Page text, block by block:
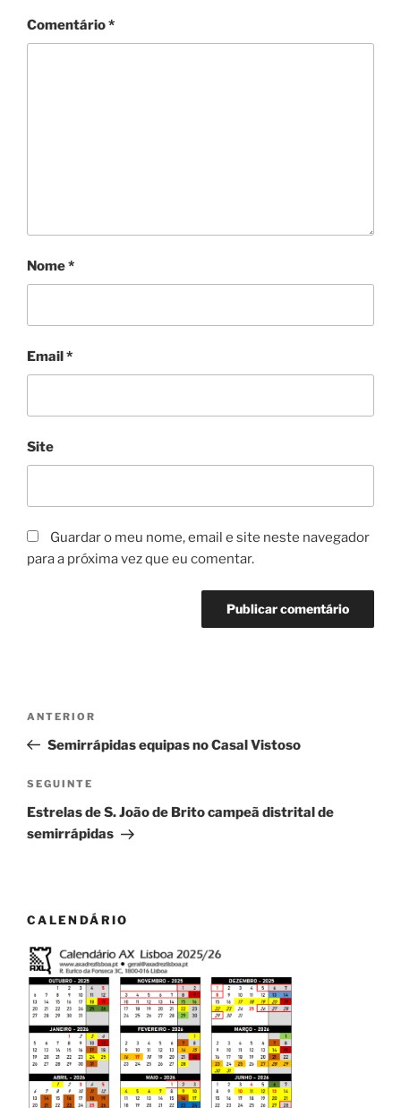
Comentário*
Nome*
Email*
Site
Guardar o meu nome, email e site neste navegador
para a próxima vez que eu comentar.
artigos
Conteúdo
anterior
ANTERIOR
Semirrápidas equipas no Casal Vistoso
Conteúdo
seguinte
SEGUINTE
Estrelas de S. João de Brito campeã distrital de
semirrápidas
CALENDÁRIO